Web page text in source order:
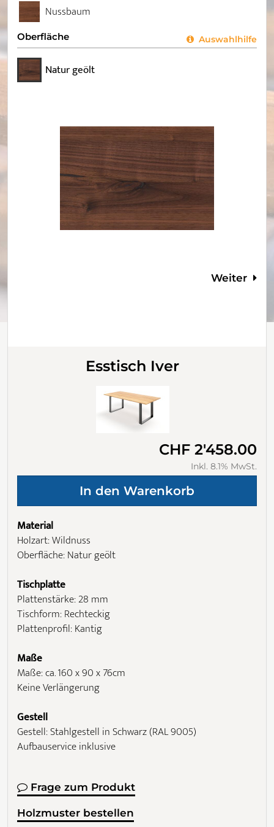
Nussbaum
Oberfläche Auswahlhilfe
Natur geölt
Weiter
Esstisch Iver
CHF 2'458.00
Inkl. 8.1% MwSt.
Material
Holzart: Wildnuss
Oberfläche: Natur geölt
Tischplatte
Plattenstärke: 28 mm
Tischform: Rechteckig
Plattenprofil: Kantig
Maße
Maße: ca. 160 x 90 x 76cm
Keine Verlängerung
Gestell
Gestell: Stahlgestell in Schwarz (RAL 9005)
Aufbauservice inklusive
Frage zum Produkt
Holzmuster bestellen